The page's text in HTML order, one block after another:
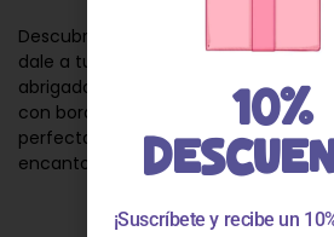
Descubre la magia de la moda
dale a tu bebé niño una sudadera
abrigado y con estilo. Esta sudadera
con bordado de oso en color
perfecta para hacer que cada día
encanto.
10%
¡Suscríbete y recibe un